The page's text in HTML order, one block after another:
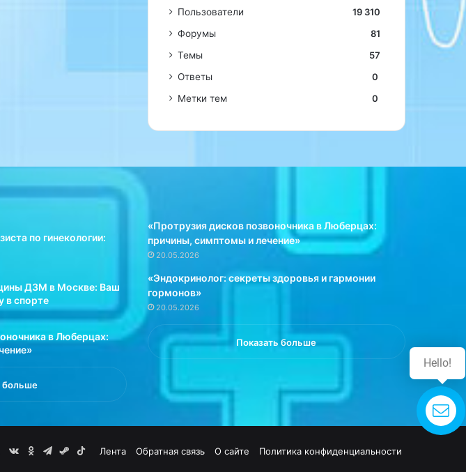
Пользователи
19 310
Форумы
81
Темы
57
Ответы
0
Метки тем
0
по гинекологии:
ДЗМ в Москве: Ваш
в спорте
в Люберцах:
больше
«Протрузия дисков позвоночника в Люберцах:
причины, симптомы и лечение»
20.05.2026
«Эндокринолог: секреты здоровья и гармонии
гормонов»
20.05.2026
Показать больше
Лента Обратная связь О сайте Политика конфиденциальности
Tumblrvk.com
Одноклассники
Telegram
SteamTikTok
Свяжитесь
с нами
Hello!